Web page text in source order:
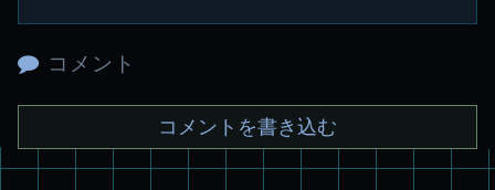
コメント
コメントを書き込む